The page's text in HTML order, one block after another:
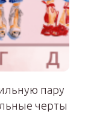
пару
черты